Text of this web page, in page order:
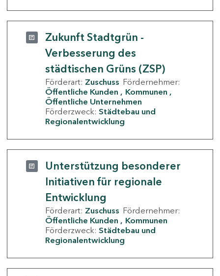
Zukunft Stadtgrün -
Verbesserung des
städtischen Grüns (ZSP)
Förderart: Zuschuss Fördernehmer:
Öffentliche Kunden
Kommunen
Öffentliche Unternehmen
Förderzweck: Städtebau und
Regionalentwicklung
Unterstützung besonderer
Initiativen für regionale
Entwicklung
Förderart: Zuschuss Fördernehmer:
Öffentliche Kunden
Kommunen
Förderzweck: Städtebau und
Regionalentwicklung